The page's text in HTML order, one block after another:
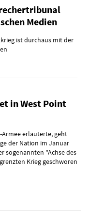
Medien
ist durchaus mit der
in West Point
Armee erläuterte, geht
der Nation im Januar
sogenannten "Achse des
Krieg geschworen